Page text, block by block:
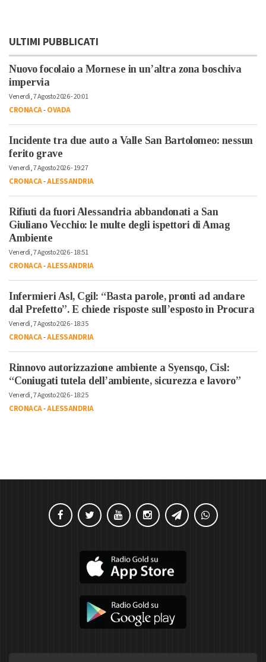
ULTIMI PUBBLICATI
Nuovo focolaio a Mornese in un’altra zona boschiva
impervia
Venerdì, 7 Agosto 2026 - 20:01
CRONACA-OVADA
Incidente tra due auto a Valle San Bartolomeo: nessun
ferito grave
Venerdì, 7 Agosto 2026 - 19:27
CRONACA-ALESSANDRIA
Rifiuti da fuori Alessandria abbandonati a San
Giuliano Vecchio: le multe degli ispettori di Amag
Ambiente
Venerdì, 7 Agosto 2026 - 18:51
CRONACA-ALESSANDRIA
Infermieri Asl, Cgil: “Basta parole, pronti ad andare
dal Prefetto”. E chiede risposte sull’esposto in Procura
Venerdì, 7 Agosto 2026 - 18:35
CRONACA-ALESSANDRIA
Rinnovo autorizzazione ambiente a Syensqo, Cisl:
“Coniugati tutela dell’ambiente, sicurezza e lavoro”
Venerdì, 7 Agosto 2026 - 18:25
CRONACA-ALESSANDRIA